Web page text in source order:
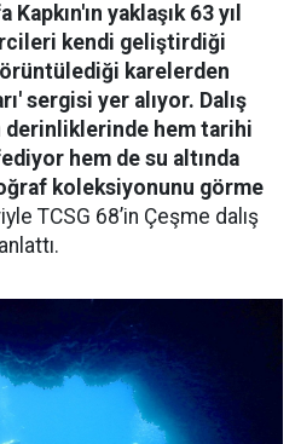
yaklaşık 63 yıl
kendi geliştirdiği
karelerden
sergisi yer alıyor. Dalış
derinliklerinde hem tarihi
hem de su altında
koleksiyonunu görme
TCSG 68’in Çeşme dalış